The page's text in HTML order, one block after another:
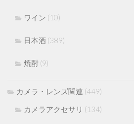
ワイン (10)
日本酒 (389)
焼酎 (9)
カメラ・レンズ関連 (449)
カメラアクセサリ (134)